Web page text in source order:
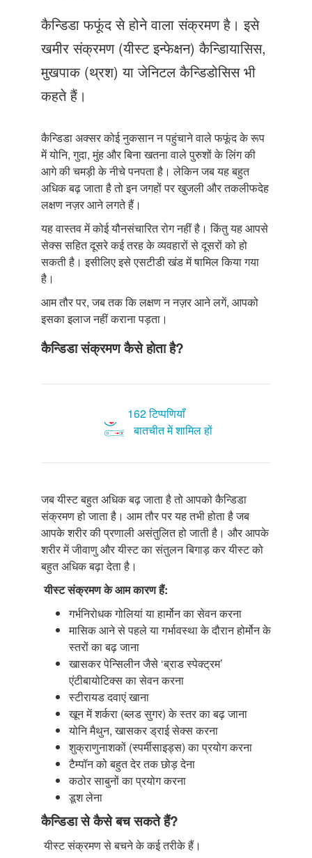
संपर्क करें
कैन्डिडा फफूंद से होने वाला संक्रमण है। इसे
खमीर संक्रमण (यीस्ट इन्फेक्षन) कैन्डिायासिस,
मुखपाक (थ्रश) या जेनिटल कैन्डिडोसिस भी
कहते हैं।
कैन्डिडा अक्सर कोई नुकसान न पहुंचाने वाले फफूंद के रूप
में योनि, गुदा, मुंह और बिना खतना वाले पुरुशों के लिंग की
आगे की चमड़ी के नीचे पनपता है। लेकिन जब यह बहुत
अधिक बढ़ जाता है तो इन जगहों पर खुजली और तकलीफदेह
लक्षण नज़र आने लगते हैं।
यह वास्तव में कोई यौनसंचारित रोग नहीं है। किंतु यह आपसे
सेक्स सहित दूसरे कई तरह के व्यवहारों से दूसरों को हो
सकती है। इसीलिए इसे एसटीडी खंड में षामिल किया गया
है।
आम तौर पर, जब तक कि लक्षण न नज़र आने लगें, आपको
इसका इलाज नहीं कराना पड़ता।
कैन्डिडा संक्रमण कैसे होता है?
162 टिप्पणियाँ
बातचीत में शामिल हों
जब यीस्ट बहुत अधिक बढ़ जाता है तो आपको कैन्डिडा
संक्रमण हो जाता है। आम तौर पर यह तभी होता है जब
आपके शरीर की प्रणाली असंतुलित हो जाती है। और आपके
शरीर में जीवाणु और यीस्ट का संतुलन बिगाड़ कर यीस्ट को
बहुत अधिक बढ़ा देता है।
यीस्ट संक्रमण के आम कारण हैं:
गर्भनिरोधक गोलियां या हार्मोन का सेवन करना
मासिक आने से पहले या गर्भावस्था के दौरान होर्मोन के
स्तरों का बढ़ जाना
खासकर पेन्सिलीन जैसे ‘ब्राड स्पेक्ट्रम’
एंटीबायोटिक्स का सेवन करना
स्टीरायड दवाएं खाना
खून में शर्करा (ब्लड सुगर) के स्तर का बढ़ जाना
योनि मैथुन, खासकर ड्राई सेक्स करना
शुक्राणुनाशकों (स्पर्मीसाइड्स) का प्रयोग करना
टैम्पॉन को बहुत देर तक छोड़ देना
कठोर साबुनों का प्रयोग करना
डूश लेना
कैन्डिडा से कैसे बच सकते हैं?
यीस्ट संक्रमण से बचने के कई तरीके हैं।